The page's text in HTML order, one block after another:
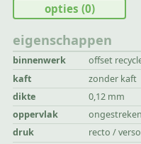
eigenschappen
binnenwerk offset
kaft
zonder kaft
dikte
0,12 mm
oppervlak
druk
recto /
opties (0)